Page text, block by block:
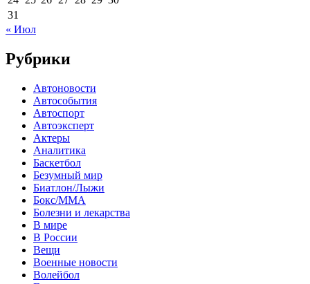
31
« Июл
Рубрики
Автоновости
Автособытия
Автоспорт
Автоэксперт
Актеры
Аналитика
Баскетбол
Безумный мир
Биатлон/Лыжи
Бокс/MMA
Болезни и лекарства
В мире
В России
Вещи
Военные новости
Волейбол